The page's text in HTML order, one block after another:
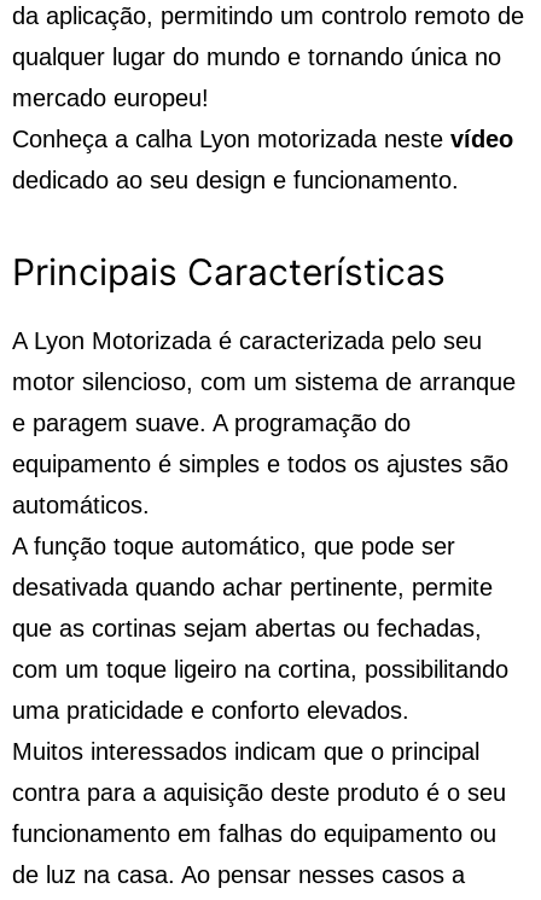
da aplicação, permitindo um controlo remoto de
qualquer lugar do mundo e tornando única no
mercado europeu!
Conheça a calha Lyon motorizada neste vídeo
dedicado ao seu design e funcionamento.
Principais Características
A Lyon Motorizada é caracterizada pelo seu
motor silencioso, com um sistema de arranque
e paragem suave. A programação do
equipamento é simples e todos os ajustes são
automáticos.
A função toque automático, que pode ser
desativada quando achar pertinente, permite
que as cortinas sejam abertas ou fechadas,
com um toque ligeiro na cortina, possibilitando
uma praticidade e conforto elevados.
Muitos interessados indicam que o principal
contra para a aquisição deste produto é o seu
funcionamento em falhas do equipamento ou
de luz na casa. Ao pensar nesses casos a